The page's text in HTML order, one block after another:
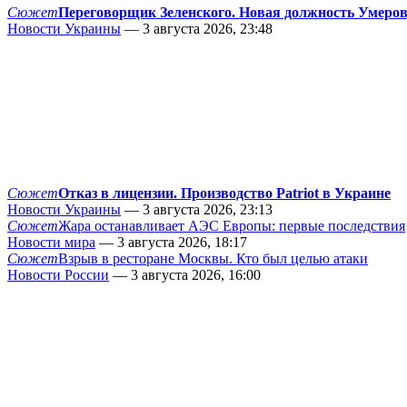
СюжетПереговорщик Зеленского. Новая должность
Новости Украины — 3 августа 2026, 23:48
СюжетОтказ в лицензии. Производство Patriot в Украине
Новости Украины — 3 августа 2026, 23:13
СюжетЖара останавливает АЭС Европы: первые последствия
Новости мира — 3 августа 2026, 18:17
СюжетВзрыв в ресторане Москвы. Кто был целью атаки
Новости России — 3 августа 2026, 16:00